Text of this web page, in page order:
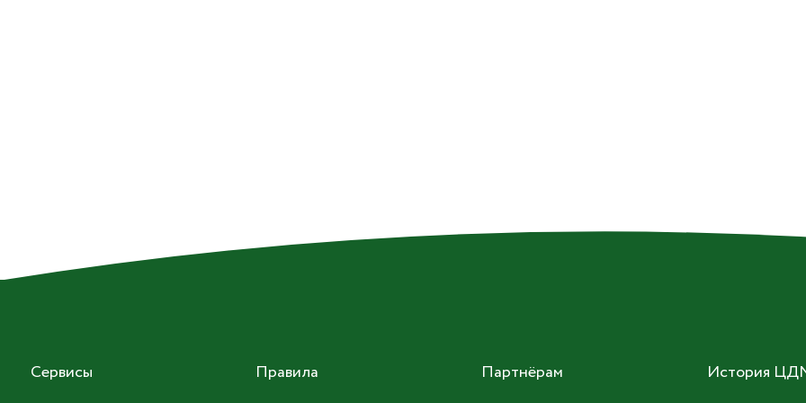
Сервисы Правила Партнёрам История